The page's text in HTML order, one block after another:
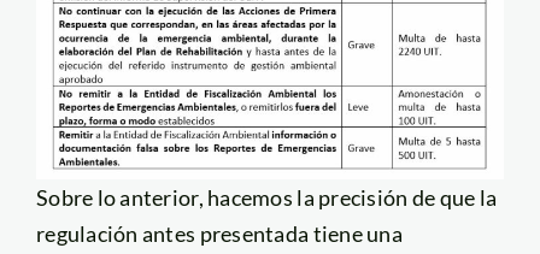
Sobre lo anterior, hacemos la precisión de que la
regulación antes presentada tiene una